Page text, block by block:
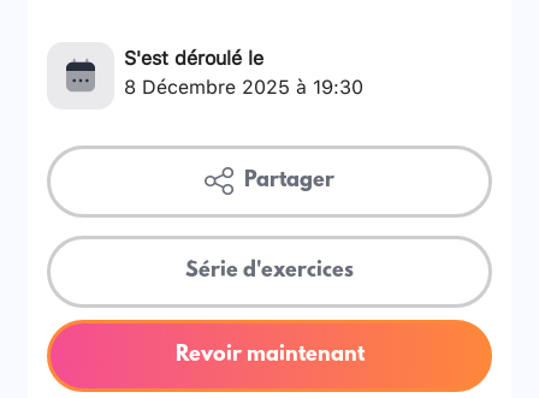
S'est déroulé le
8 Décembre 2025 à 19:30
Partager
Série d'exercices
Revoir maintenant